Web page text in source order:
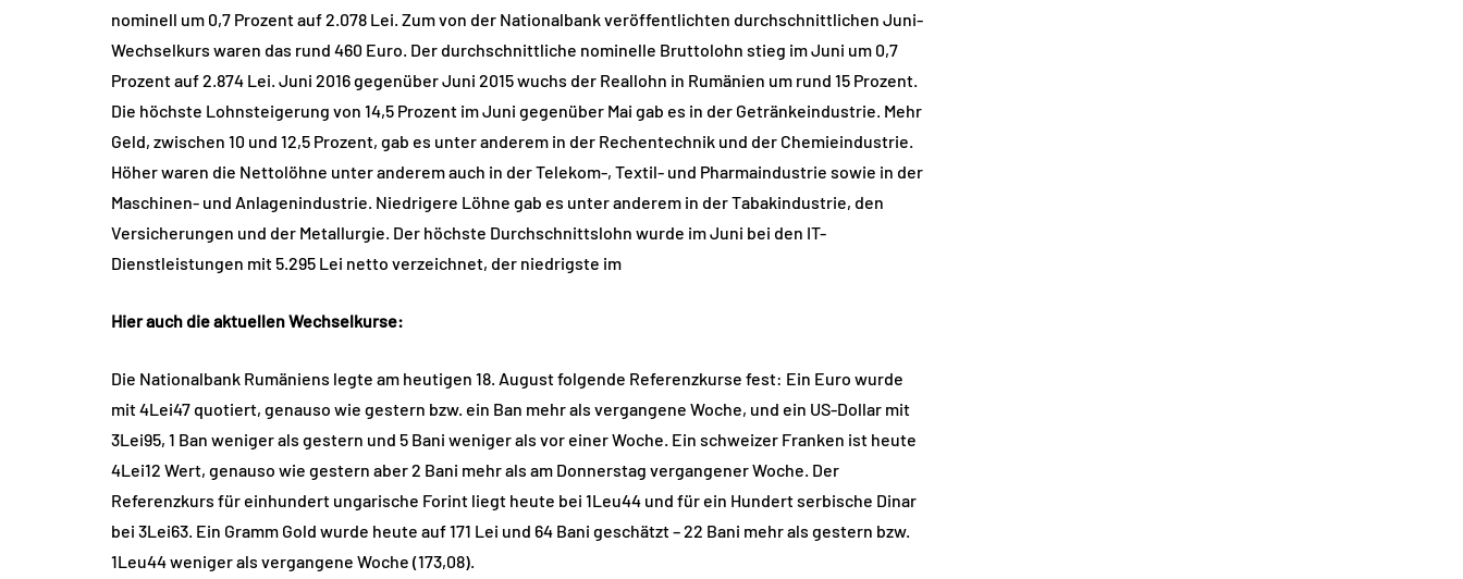
nominell um 0,7 Prozent auf 2.078 Lei. Zum von der Nationalbank veröffentlichten durchschnittlichen Juni-
Wechselkurs waren das rund 460 Euro. Der durchschnittliche nominelle Bruttolohn stieg im Juni um 0,7
Prozent auf 2.874 Lei. Juni 2016 gegenüber Juni 2015 wuchs der Reallohn in Rumänien um rund 15 Prozent.
Die höchste Lohnsteigerung von 14,5 Prozent im Juni gegenüber Mai gab es in der Getränkeindustrie. Mehr
Geld, zwischen 10 und 12,5 Prozent, gab es unter anderem in der Rechentechnik und der Chemieindustrie.
Höher waren die Nettolöhne unter anderem auch in der Telekom-, Textil- und Pharmaindustrie sowie in der
Maschinen- und Anlagenindustrie. Niedrigere Löhne gab es unter anderem in der Tabakindustrie, den
Versicherungen und der Metallurgie. Der höchste Durchschnittslohn wurde im Juni bei den IT-
Dienstleistungen mit 5.295 Lei netto verzeichnet, der niedrigste im
Hier auch die aktuellen Wechselkurse:
Die Nationalbank Rumäniens legte am heutigen 18. August folgende Referenzkurse fest: Ein Euro wurde
mit 4Lei47 quotiert, genauso wie gestern bzw. ein Ban mehr als vergangene Woche, und ein US-Dollar mit
3Lei95, 1 Ban weniger als gestern und 5 Bani weniger als vor einer Woche. Ein schweizer Franken ist heute
4Lei12 Wert, genauso wie gestern aber 2 Bani mehr als am Donnerstag vergangener Woche. Der
Referenzkurs für einhundert ungarische Forint liegt heute bei 1Leu44 und für ein Hundert serbische Dinar
bei 3Lei63. Ein Gramm Gold wurde heute auf 171 Lei und 64 Bani geschätzt – 22 Bani mehr als gestern bzw.
1Leu44 weniger als vergangene Woche (173,08).